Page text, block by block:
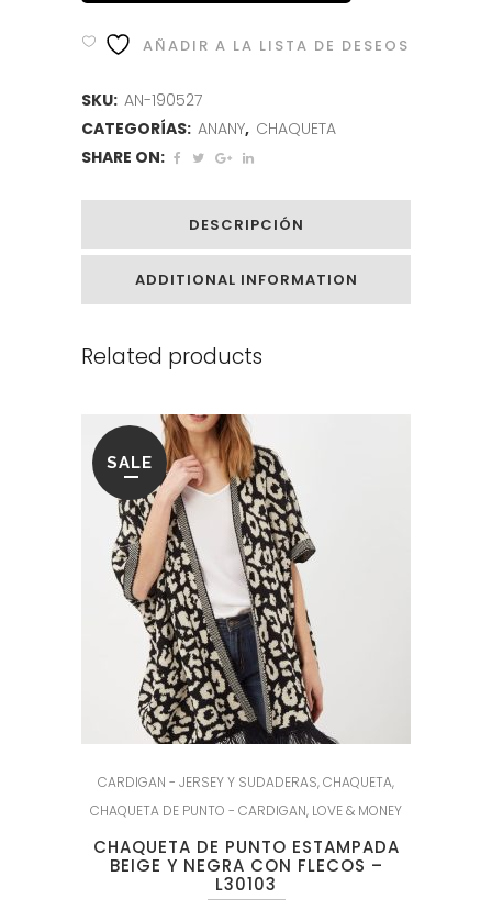
AÑADIR A LA LISTA DE DESEOS
SKU: AN-190527
CATEGORÍAS: ANANY, CHAQUETA
SHARE ON:
DESCRIPCIÓN
ADDITIONAL INFORMATION
Related products
SALE
CARDIGAN - JERSEY Y SUDADERAS,CHAQUETA,
CHAQUETA DE PUNTO - CARDIGAN, LOVE & MONEY
CHAQUETA DE PUNTO ESTAMPADA
BEIGE Y NEGRA CON FLECOS –
L30103